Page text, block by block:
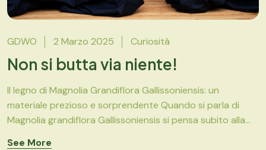
GDWO 2 Marzo 2025 Curiosità
Non si butta via niente!
Il legno di Magnolia Grandiflora Gallissoniensis: un
materiale prezioso e sorprendente Quando si parla di
Magnolia grandiflora Gallissoniensis si pensa subito alla...
See More